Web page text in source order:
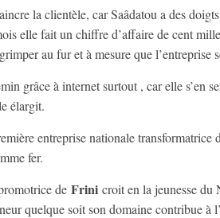
la clientèle, car Saâdatou a des
elle fait un chiffre d’affaire de cent
au fur et à mesure que l’entreprise
grâce à internet surtout , car elle s’en
élargit.
entreprise nationale transformatrice
fer.
de Frini croit en la jeunesse du
quelque soit son domaine contribue à